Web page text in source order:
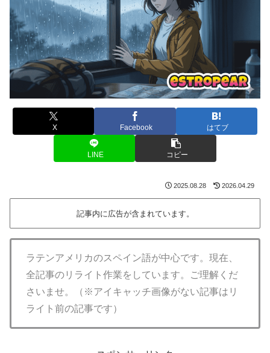
X Facebook はてブ
LINE コピー
2025.08.28 2026.04.29
記事内に広告が含まれています。
ラテンアメリカのスペイン語が中心です。現在、
全記事のリライト作業をしています。ご理解くだ
さいませ。（※アイキャッチ画像がない記事はリ
ライト前の記事です）